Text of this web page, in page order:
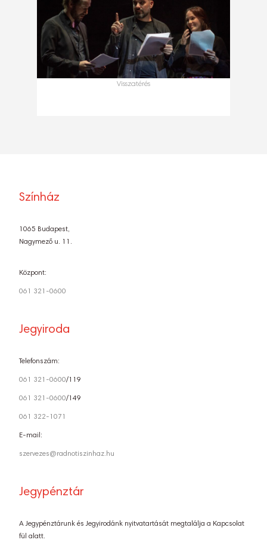
Visszatérés
Színház
1065 Budapest,
Nagymező u. 11.
Központ:
061 321-0600
Jegyiroda
Telefonszám:
061 321-0600/119
061 321-0600/149
061 322-1071
E-mail:
szervezes@radnotiszinhaz.hu
Jegypénztár
A Jegypénztárunk és Jegyirodánk nyitvatartását megtalálja a Kapcsolat
fül alatt.